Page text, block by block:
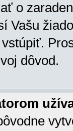
o
Vašu
dôvod.